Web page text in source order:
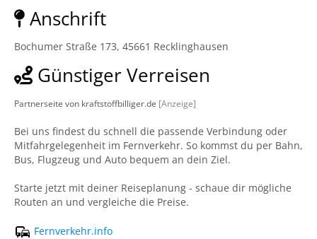
Anschrift
Bochumer Straße 173, 45661 Recklinghausen
Günstiger Verreisen
Partnerseite von kraftstoffbilliger.de [Anzeige]
Bei uns findest du schnell die passende Verbindung oder
Mitfahrgelegenheit im Fernverkehr. So kommst du per Bahn,
Bus, Flugzeug und Auto bequem an dein Ziel.
Starte jetzt mit deiner Reiseplanung - schaue dir mögliche
Routen an und vergleiche die Preise.
Fernverkehr.info